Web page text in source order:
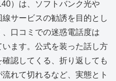
）は、ソフトバンク光や
サービスの勧誘を目的とし
口コミでの迷惑電話度は
ます。公式を装った話し方
認してくる、折り返しても
れて切れるなど、実態とト